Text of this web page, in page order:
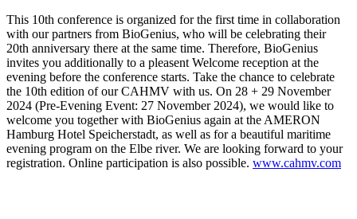
This 10th conference is organized for the first time in collaboration
with our partners from BioGenius, who will be celebrating their
20th anniversary there at the same time. Therefore, BioGenius
invites you additionally to a pleasent Welcome reception at the
evening before the conference starts. Take the chance to celebrate
the 10th edition of our CAHMV with us. On 28 + 29 November
2024 (Pre-Evening Event: 27 November 2024), we would like to
welcome you together with BioGenius again at the AMERON
Hamburg Hotel Speicherstadt, as well as for a beautiful maritime
evening program on the Elbe river. We are looking forward to your
registration. Online participation is also possible. www.cahmv.com